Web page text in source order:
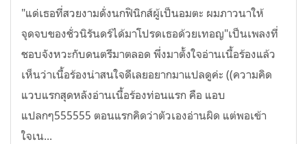
"แด่เธอที่สวยงามดั่งนกฟินิกส์ผู้เป็นอมตะ ผมภาวนาให้
จุดจบของชั่วนิรันดร์ได้มาโปรดเธอด้วยเทอญ"เป็นเพลงที่
ชอบจังหวะกับดนตรีมาตลอด พึ่งมาตั้งใจอ่านเนื้อร้องแล้ว
เห็นว่าเนื้อร้องน่าสนใจดีเลยอยากมาแปลดูค่ะ ((ความคิด
แวบแรกสุดหลังอ่านเนื้อร้องท่อนแรก คือ แอบ
แปลกๆ555555 ตอนแรกคิดว่าตัวเองอ่านผิด แต่พอเข้า
ใจเน...